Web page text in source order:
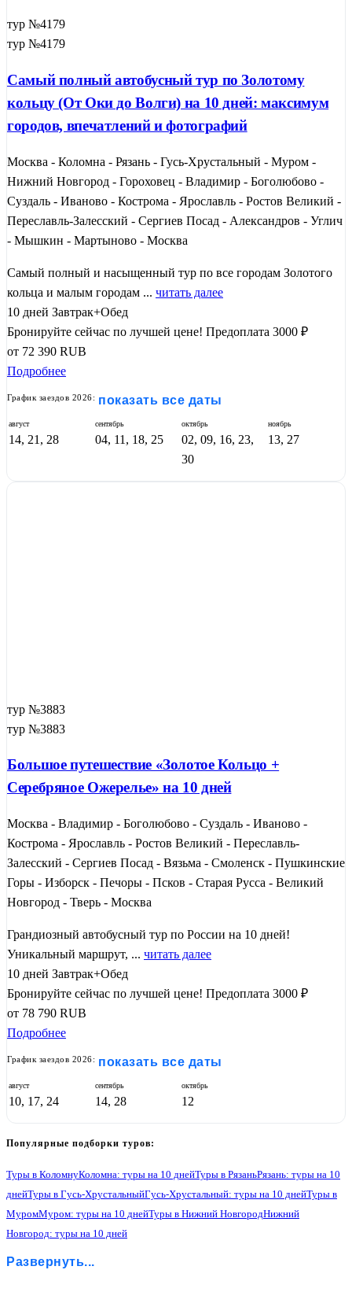
тур №4179
тур №4179
Самый полный автобусный тур по Золотому
кольцу (От Оки до Волги) на 10 дней: максимум
городов, впечатлений и фотографий
Москва - Коломна - Рязань - Гусь-Хрустальный - Муром -
Нижний Новгород - Гороховец - Владимир - Боголюбово -
Суздаль - Иваново - Кострома - Ярославль - Ростов Великий -
Переславль-Залесский - Сергиев Посад - Александров - Углич
- Мышкин - Мартыново - Москва
Самый полный и насыщенный тур по все городам Золотого
кольца и малым городам ... читать далее
10 дней Завтрак+Обед
Бронируйте сейчас по лучшей цене! Предоплата 3000 ₽
от 72 390 RUB
Подробнее
График заездов 2026: показать все даты
август
14, 21, 28
сентябрь
04, 11, 18, 25
октябрь
02, 09, 16, 23,
30
ноябрь
13, 27
тур №3883
тур №3883
Большое путешествие «Золотое Кольцо +
Серебряное Ожерелье» на 10 дней
Москва - Владимир - Боголюбово - Суздаль - Иваново -
Кострома - Ярославль - Ростов Великий - Переславль-
Залесский - Сергиев Посад - Вязьма - Смоленск - Пушкинские
Горы - Изборск - Печоры - Псков - Старая Русса - Великий
Новгород - Тверь - Москва
Грандиозный автобусный тур по России на 10 дней!
Уникальный маршрут, ... читать далее
10 дней Завтрак+Обед
Бронируйте сейчас по лучшей цене! Предоплата 3000 ₽
от 78 790 RUB
Подробнее
График заездов 2026: показать все даты
август
10, 17, 24
сентябрь
14, 28
октябрь
12
Популярные подборки туров:
Туры в КоломнуКоломна: туры на 10 днейТуры в РязаньРязань: туры на 10
днейТуры в Гусь-ХрустальныйГусь-Хрустальный: туры на 10 днейТуры в
МуромМуром: туры на 10 днейТуры в Нижний НовгородНижний
Новгород: туры на 10 дней
Владимир: туры на 10 дней
Развернуть...